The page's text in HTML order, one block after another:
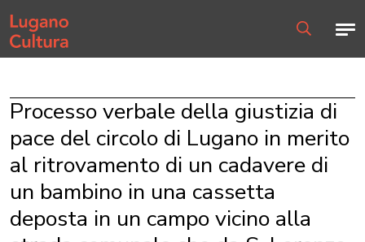
Home page
Processo verbale della giustizia di
pace del circolo di Lugano in merito
al ritrovamento di un cadavere di
un bambino in una cassetta
deposta in un campo vicino alla